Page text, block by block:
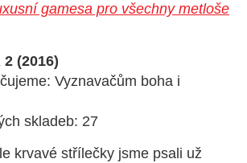
gamesa pro všechny metloše
(2016)
Vyznavačům boha i
skladeb: 27
krvavé střílečky jsme psali už